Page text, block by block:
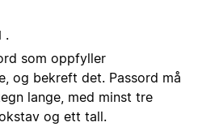
.
som oppfyller
og bekreft det. Passord må
lange, med minst tre
og ett tall.